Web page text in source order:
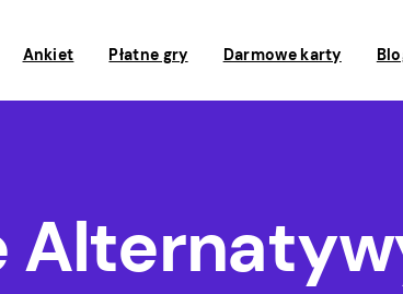
Ankiet Płatne gry Darmowe karty